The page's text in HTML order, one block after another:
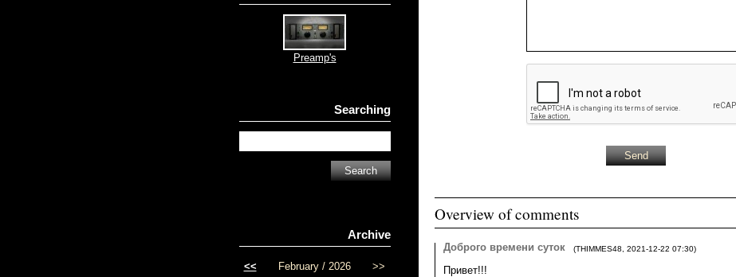
Overview of comments
Доброго времени суток (THIMMES48 2021-12-22 07:30)
Привет!!!
Preamp's
Searching
Archive
<< February / 2026 >>